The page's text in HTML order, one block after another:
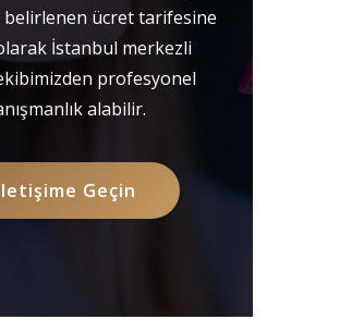
belirlenen ücret tarifesine
İstanbul merkezli
profesyonel
alabilir.
Geçin